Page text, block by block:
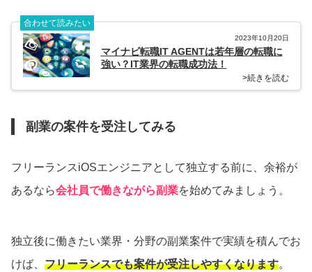
合わせて読みたい
2023年10月20日
マイナビ転職IT AGENTは若年層の転職に
強い？IT業界の転職成功法！
>続きを読む
副業の案件を受注してみる
フリーランスiOSエンジニアとして独立する前に、余裕が
あるなら会社員で働きながら副業を始めてみましょう。
独立後に働きたい業界・分野の副業案件で実績を積んでお
けば、 フリーランスでも案件が受注しやすくなります。